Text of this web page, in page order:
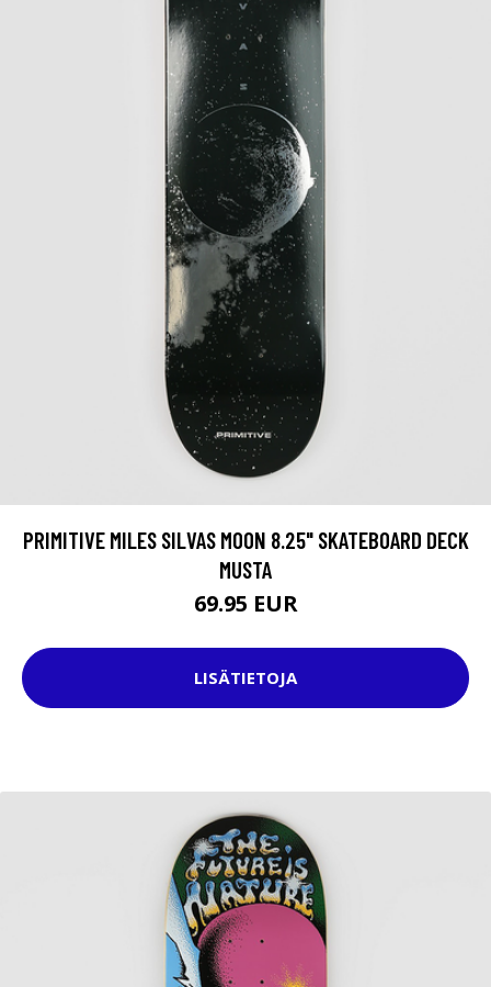
PRIMITIVE MILES SILVAS MOON 8.25" SKATEBOARD DECK
MUSTA
69.95 EUR
LISÄTIETOJA